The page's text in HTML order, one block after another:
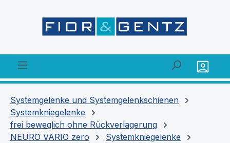
Systemgelenke und Systemgelenkschienen
Systemkniegelenke
frei beweglich ohne Rückverlagerung
NEURO VARIO zero
Systemkniegelenke